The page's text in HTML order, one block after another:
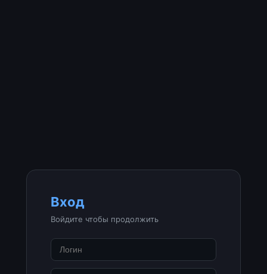
Вход
Войдите чтобы продолжить